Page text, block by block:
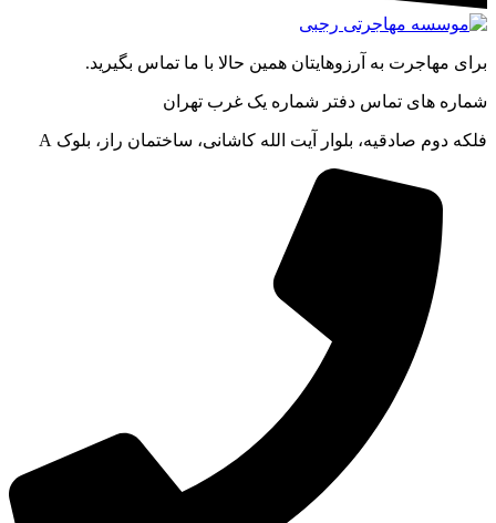
برای مهاجرت به آرزوهایتان همین حالا با ما تماس بگیرید.
شماره های تماس دفتر شماره یک غرب تهران
فلکه دوم صادقیه، بلوار آیت الله کاشانی، ساختمان راز، بلوک A